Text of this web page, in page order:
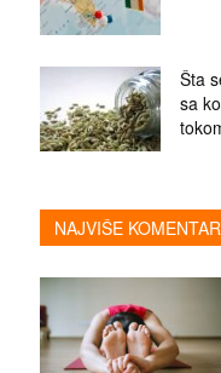
Šta
sa
NAJVIŠE